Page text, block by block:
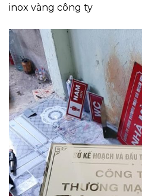
inox vàng công ty